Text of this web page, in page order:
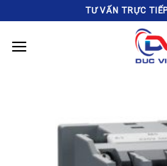
to
content
TƯ VẤN TRỰC